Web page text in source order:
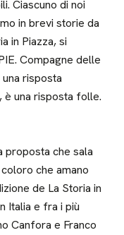
Ciascuno di noi
in brevi storie da
in Piazza, si
Compagne delle
risposta
è una risposta folle.
proposta che sala
che amano
de La Storia in
Italia e fra i più
Canfora e Franco